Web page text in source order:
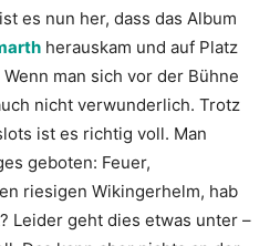
es nun her, dass das Album
herauskam und auf Platz
man sich vor der Bühne
nicht verwunderlich. Trotz
ist es richtig voll. Man
geboten: Feuer,
riesigen Wikingerhelm, hab
Leider geht dies etwas unter –